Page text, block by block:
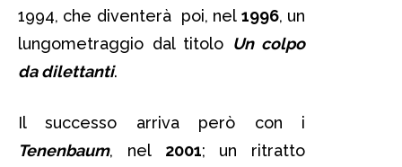
1994, che diventerà poi, nel 1996, un
lungometraggio dal titolo Un colpo
da dilettanti.
Il successo arriva però con i
Tenenbaum, nel 2001; un ritratto